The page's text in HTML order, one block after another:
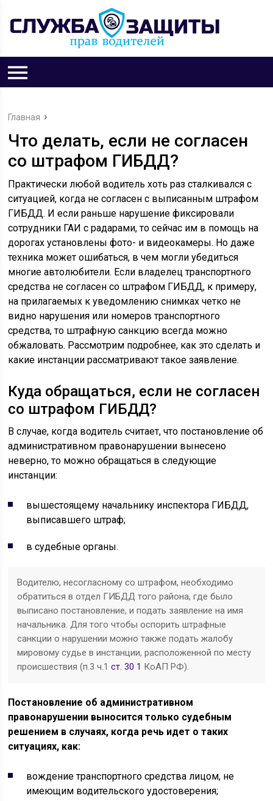
Главная
Что делать, если не согласен
со штрафом ГИБДД?
Практически любой водитель хоть раз сталкивался с
ситуацией, когда не согласен с выписанным штрафом
ГИБДД. И если раньше нарушение фиксировали
сотрудники ГАИ с радарами, то сейчас им в помощь на
дорогах установлены фото- и видеокамеры. Но даже
техника может ошибаться, в чем могли убедиться
многие автолюбители. Если владелец транспортного
средства не согласен со штрафом ГИБДД, к примеру,
на прилагаемых к уведомлению снимках четко не
видно нарушения или номеров транспортного
средства, то штрафную санкцию всегда можно
обжаловать. Рассмотрим подробнее, как это сделать и
какие инстанции рассматривают такое заявление.
Куда обращаться, если не согласен
со штрафом ГИБДД?
В случае, когда водитель считает, что постановление об
административном правонарушении вынесено
неверно, то можно обращаться в следующие
инстанции:
вышестоящему начальнику инспектора ГИБДД,
выписавшего штраф;
в судебные органы.
Водителю, несогласному со штрафом, необходимо
обратиться в отдел ГИБДД того района, где было
выписано постановление, и подать заявление на имя
начальника. Для того чтобы оспорить штрафные
санкции о нарушении можно также подать жалобу
мировому судье в инстанции, расположенной по месту
происшествия (п.3 ч.1ст. 30 1 КоАП РФ).
Постановление об административном
правонарушении выносится только судебным
решением в случаях, когда речь идет о таких
ситуациях, как:
вождение транспортного средства лицом, не
имеющим водительского удостоверения;